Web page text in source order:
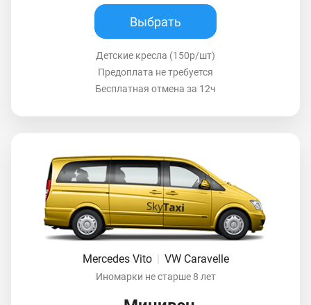
Выбрать
Детские кресла (150р/шт)
Предоплата не требуется
Бесплатная отмена за 12ч
Mercedes Vito | VW Caravelle
Иномарки не старше 8 лет